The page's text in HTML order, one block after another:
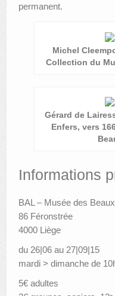
permanent.
Michel
Collection du
Gérard de
Enfers, vers
Informations
BAL – Musée des
86 Féronstrée
4000 Liège
du 26|06 au 27|09|15
mardi > dimanche de
5€ adultes